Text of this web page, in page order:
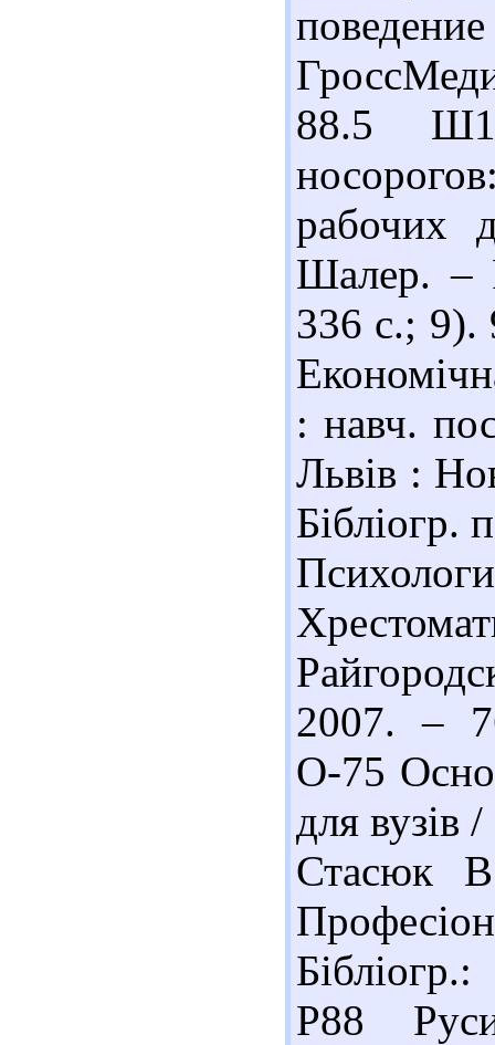
88.5
рабочих
Шалер. –
336 с.;
: навч.
Львів :
Бібліогр.
2007. –
О-75
для
Стасюк
Р88